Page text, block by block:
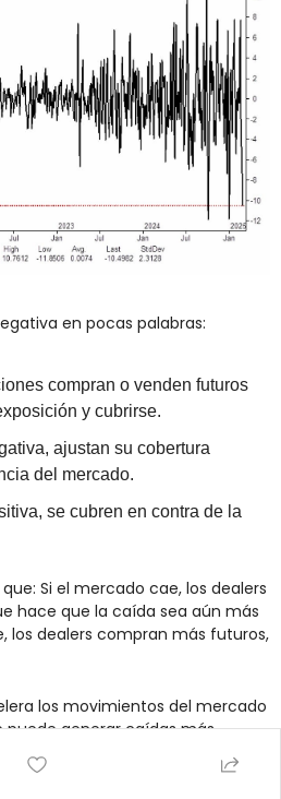
en pocas palabras:
compran o venden futuros
y cubrirse.
ajustan su cobertura
del mercado.
se cubren en contra de la
Si el mercado cae, los dealers
hace que la caída sea aún más
los dealers compran más futuros,
los movimientos del mercado
puede generar caídas más
explosivas.